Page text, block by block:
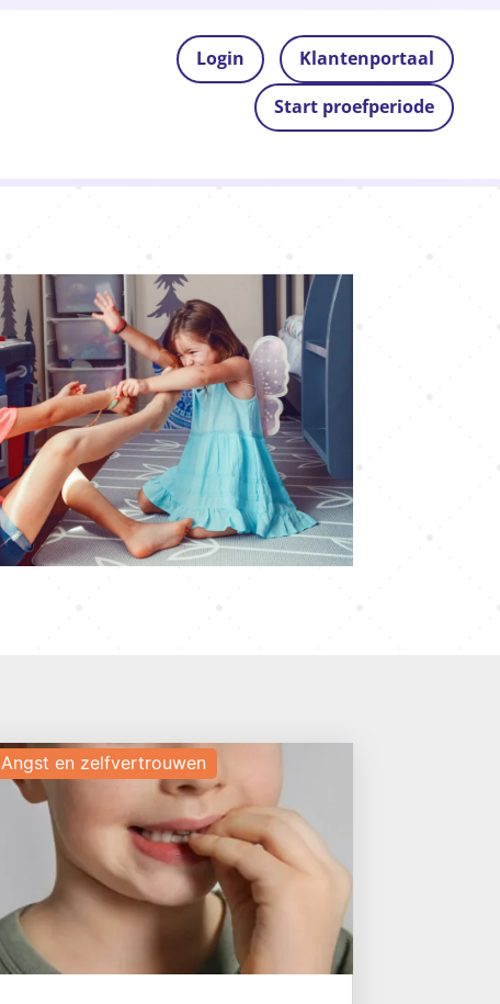
Klantenportaal
Login
Start proefperiode
Angst en zelfvertrouwen